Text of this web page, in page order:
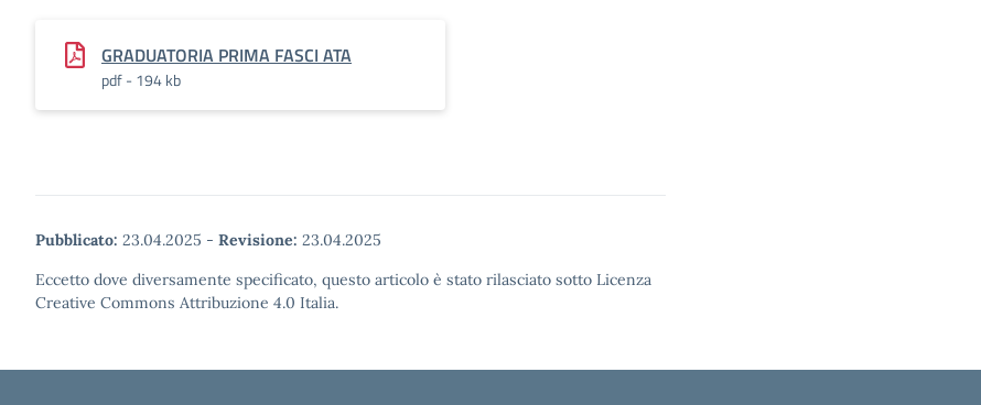
GRADUATORIA PRIMA FASCI ATA
pdf - 194 kb
Pubblicato: 23.04.2025 - Revisione: 23.04.2025
Eccetto dove diversamente specificato, questo articolo è stato rilasciato sotto Licenza
Creative Commons Attribuzione 4.0 Italia.